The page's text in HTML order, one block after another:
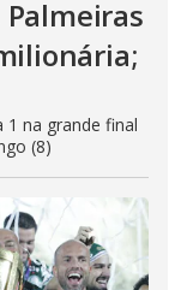
na grande final
(8)